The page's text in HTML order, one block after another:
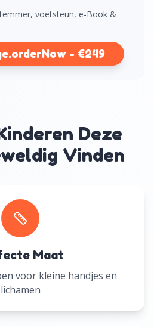
voetsteun, e-Book &
- €249
Deze
Vinden
Maat
voor kleine handjes en
lichamen